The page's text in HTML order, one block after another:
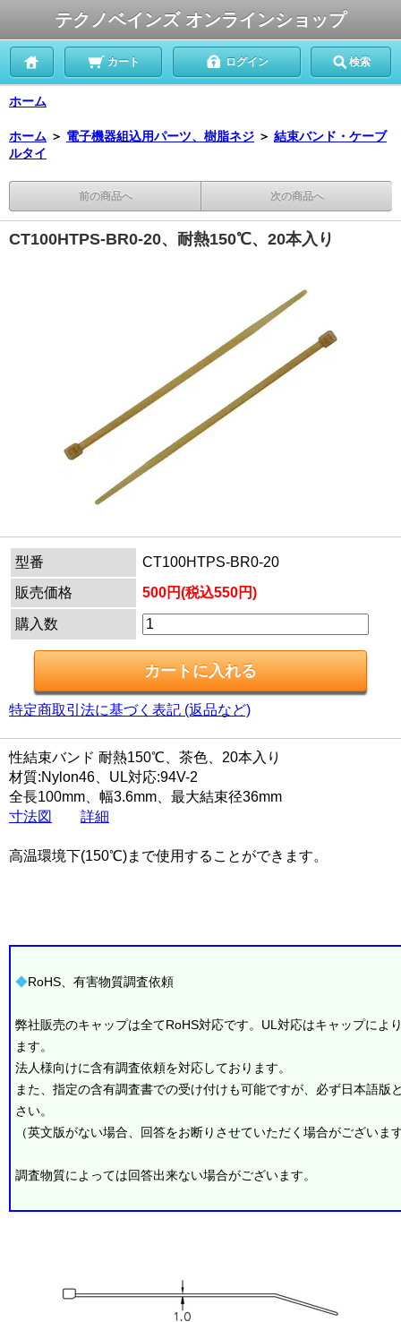
テクノベインズ オンラインショップ
カート ログイン 検索
ホーム
ホーム ＞ 電子機器組込用パーツ、樹脂ネジ ＞ 結束バンド・ケーブ
ルタイ
前の商品へ 次の商品へ
CT100HTPS-BR0-20、耐熱150℃、20本入り
型番
CT100HTPS-BR0-20
販売価格
500円(税込550円)
購入数
特定商取引法に基づく表記 (返品など)
性結束バンド 耐熱150℃、茶色、20本入り
材質:Nylon46、UL対応:94V-2
全長100mm、幅3.6mm、最大結束径36mm
寸法図
詳細
高温環境下(150℃)まで使用することができます。
◆RoHS、有害物質調査依頼
弊社販売のキャップは全てRoHS対応です。UL対応はキャップによ
ます。
法人様向けに含有調査依頼を対応しております。
また、指定の含有調査書での受け付けも可能ですが、必ず日本語版
さい。
（英文版がない場合、回答をお断りさせていただく場合がございま
調査物質によっては回答出来ない場合がございます。